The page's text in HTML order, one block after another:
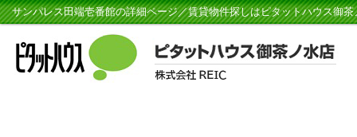
サンパレス田端壱番館の詳細ページ／賃貸物件探しはピタットハウス御